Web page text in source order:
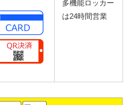
多機能ロッカー
は24時間営業